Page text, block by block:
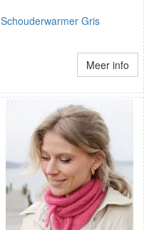
Schouderwarmer Gris
Meer info